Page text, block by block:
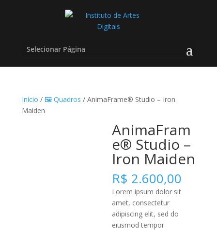
Selecionar Página
Início / 🖼️ Quadros / AnimaFrame® Studio – Iron
Maiden
AnimaFram
e® Studio –
Iron Maiden
R$ 2.600,00
Lorem ipsum dolor sit
amet, consectetur
adipiscing elit, sed do
eiusmod tempor